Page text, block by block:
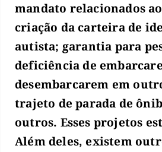
mandato relacionados
criação da carteira de
autista; garantia para
deficiência de
desembarcarem em
trajeto de parada de
outros. Esses projetos
Além deles, existem